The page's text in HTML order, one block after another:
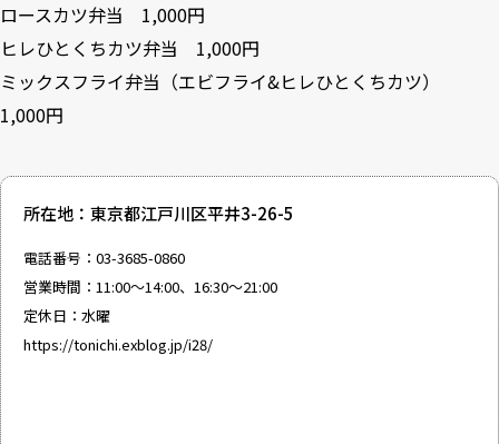
ロースカツ弁当 1,000円
ヒレひとくちカツ弁当 1,000円
ミックスフライ弁当（エビフライ&ヒレひとくちカツ）
1,000円
所在地：東京都江戸川区平井3-26-5
電話番号：03-3685-0860
営業時間：11:00〜14:00、16:30〜21:00
定休日：水曜
https://tonichi.exblog.jp/i28/